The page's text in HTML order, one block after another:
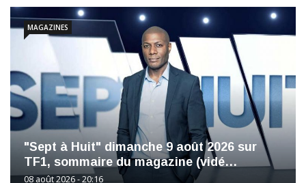
"Sept à Huit" dimanche 9 août 2026 sur
TF1, sommaire du magazine (vidé…
08 août 2026 - 20:16
MAGAZINES